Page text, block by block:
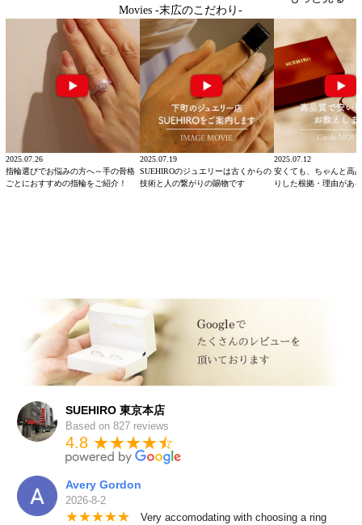
Movies -末広のこだわり-
2025.07.26
指輪選びでお悩みの方へ～手の骨格
ごとにおすすめの指輪をご紹介！
2025.07.19
SUEHIROのジュエリーは古くからの
技術と人の繋がりの賜物です
2025.07.12
安くても、ちゃんと高
りした根拠・理由があ
SUEHIRO 東京本店
Based on 827 reviews
4.8 ★★★★★
☆
Avery Gordon
2026-8-2
★★★★★ Very accomodating with choosing a ring